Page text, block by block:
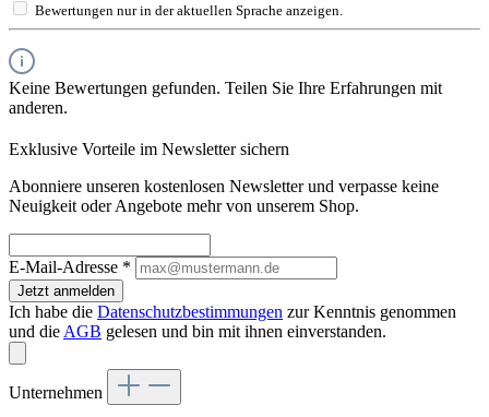
Bewertungen nur in der aktuellen Sprache anzeigen.
Keine Bewertungen gefunden. Teilen Sie Ihre Erfahrungen mit
anderen.
Exklusive Vorteile im Newsletter sichern
Abonniere unseren kostenlosen Newsletter und verpasse keine
Neuigkeit oder Angebote mehr von unserem Shop.
E-Mail-Adresse *
Jetzt anmelden
Ich habe die Datenschutzbestimmungen zur Kenntnis genommen
und die AGB gelesen und bin mit ihnen einverstanden.
Unternehmen